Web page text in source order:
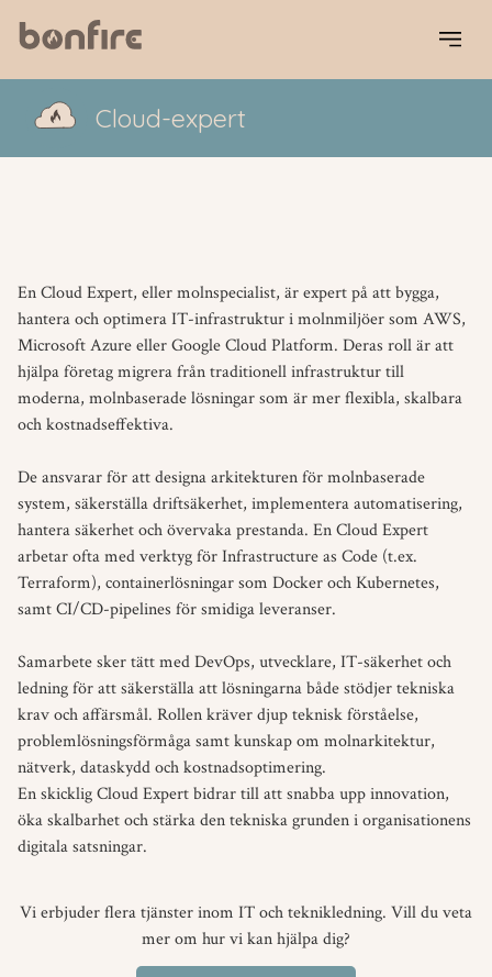
Cloud-­​expert
En Cloud Expert, eller molnspecialist, är expert på att bygga,
hantera och optimera IT-infrastruktur i molnmiljöer som AWS,
Microsoft Azure eller Google Cloud Platform. Deras roll är att
hjälpa företag migrera från traditionell infrastruktur till
moderna, molnbaserade lösningar som är mer flexibla, skalbara
och kostnadseffektiva.
De ansvarar för att designa arkitekturen för molnbaserade
system, säkerställa driftsäkerhet, implementera automatisering,
hantera säkerhet och övervaka prestanda. En Cloud Expert
arbetar ofta med verktyg för Infrastructure as Code (t.ex.
Terraform), containerlösningar som Docker och Kubernetes,
samt CI/CD-pipelines för smidiga leveranser.
Samarbete sker tätt med DevOps, utvecklare, IT-säkerhet och
ledning för att säkerställa att lösningarna både stödjer tekniska
krav och affärsmål. Rollen kräver djup teknisk förståelse,
problemlösningsförmåga samt kunskap om molnarkitektur,
nätverk, dataskydd och kostnadsoptimering.
En skicklig Cloud Expert bidrar till att snabba upp innovation,
öka skalbarhet och stärka den tekniska grunden i organisationens
digitala satsningar.
Vi erbjuder flera tjänster inom IT och teknikledning. Vill du veta
mer om hur vi kan hjälpa dig?